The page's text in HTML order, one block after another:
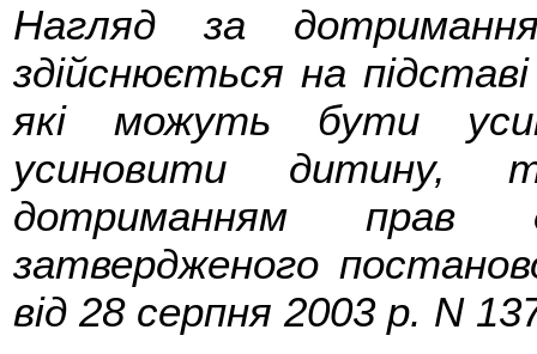
Нагляд за
здійснюється на
які можуть бути
усиновити дитину,
дотриманням прав
затвердженого
від 28 серпня 2003 р. N